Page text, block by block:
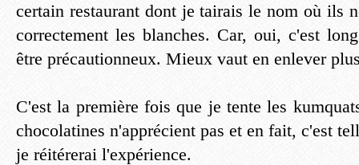
certain restaurant dont je tairais le nom où ils
correctement les blanches. Car, oui, c'est
être précautionneux. Mieux vaut en enlever
C'est la première fois que je tente les
chocolatines n'apprécient pas et en fait, c'est
je réitérerai l'expérience.